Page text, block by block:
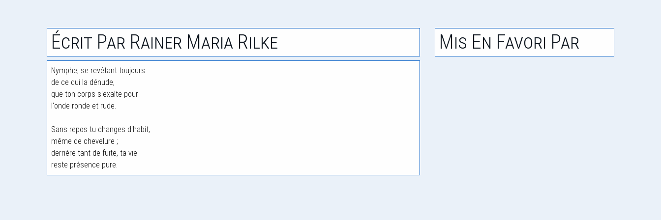
Écrit Par Rainer Maria Rilke
Nymphe, se revêtant toujours
de ce qui la dénude,
que ton corps s'exalte pour
l'onde ronde et rude.
Sans repos tu changes d'habit,
même de chevelure ;
derrière tant de fuite, ta vie
reste présence pure.
Mis En Favori Par